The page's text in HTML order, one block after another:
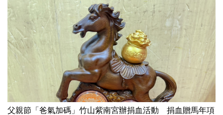
父親節「爸氣加碼」竹山紫南宮辦捐血活動 捐血贈馬年項